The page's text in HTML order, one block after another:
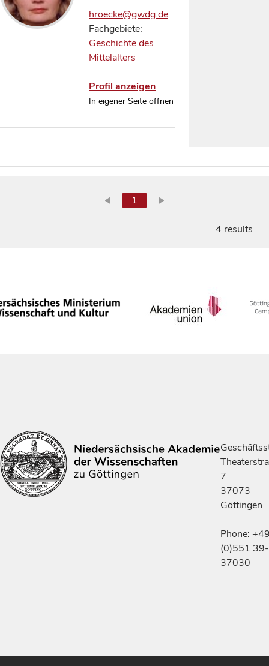
hroecke@gwdg.de
Fachgebiete:
Geschichte des
Mittelalters
Profil anzeigen
In eigener Seite öffnen
1
4 results
7
37073
Göttingen
Phone:
(0)551 39-
37030